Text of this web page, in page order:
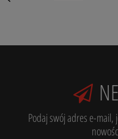
Podaj swój adres e-mail,